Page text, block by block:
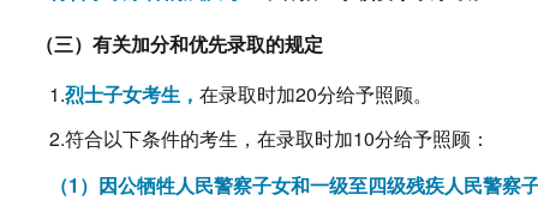
（三）有关加分和优先录取的规定
1.烈士子女考生， 在录取时加20分给予照顾。
2.符合以下条件的考生，在录取时加10分给予照顾：
（1）因公牺牲人民警察子女和一级至四级残疾人民警察